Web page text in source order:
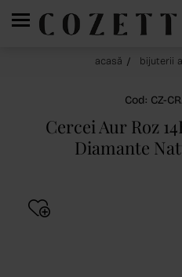
acasă bijuterii
Cod: CZ-
Cercei Aur Roz
Diamante